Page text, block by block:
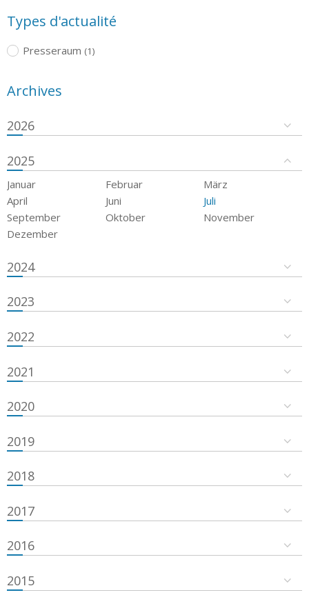
Types d'actualité
Presseraum (1)
Archives
2026
2025
Januar Februar
März
April
Juni
Juli
September
Oktober
November
Dezember
2024
2023
2022
2021
2020
2019
2018
2017
2016
2015